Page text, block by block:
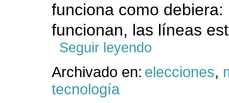
funciona como
funcionan, las líneas
Seguir leyendo
Archivado en: elecciones,
tecnología